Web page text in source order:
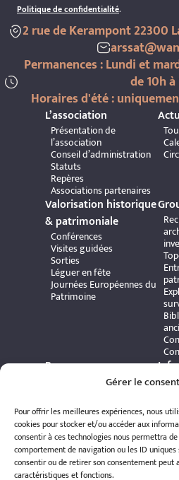
Gérer le
Pour offrir les meilleures expériences, nous
cookies pour stocker et/ou accéder aux
consentir à ces technologies nous permettra
comportement de navigation ou les ID
consentir ou de retirer son consentement
caractéristiques et fonctions.
Politique de confidentialité.
2 rue de Kerampont 22300
Permanences : Lundi et
de 10h à
Horaires d'été :
L’association
Présentation de
l’association
Conseil d’administration
Statuts
Repères
Associations partenaires
Valorisation historique
& patrimoniale
Conférences
Visites guidées
Sorties
Léguer en fête
Journées Européennes du
Patrimoine
Ressources
Carte interactive
Publications et ouvrages
Archives patrimoniales
Bretania